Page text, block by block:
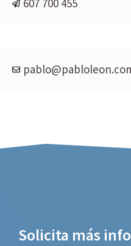
607 700 455
Solicita más